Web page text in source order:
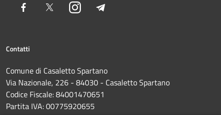
Facebook TwitterInstagram
Contatti
Comune di Casaletto Spartano
Via Nazionale, 226 - 84030 - Casaletto Spartano
Codice Fiscale: 84001470651
Partita IVA: 00775920655